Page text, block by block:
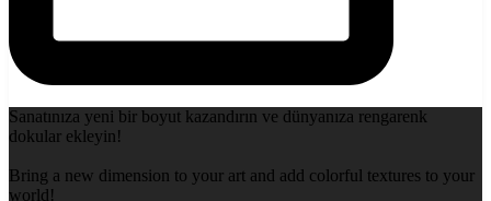
Sanatınıza yeni bir boyut kazandırın ve dünyanıza rengarenk
dokular ekleyin!
Bring a new dimension to your art and add colorful textures to your
world!